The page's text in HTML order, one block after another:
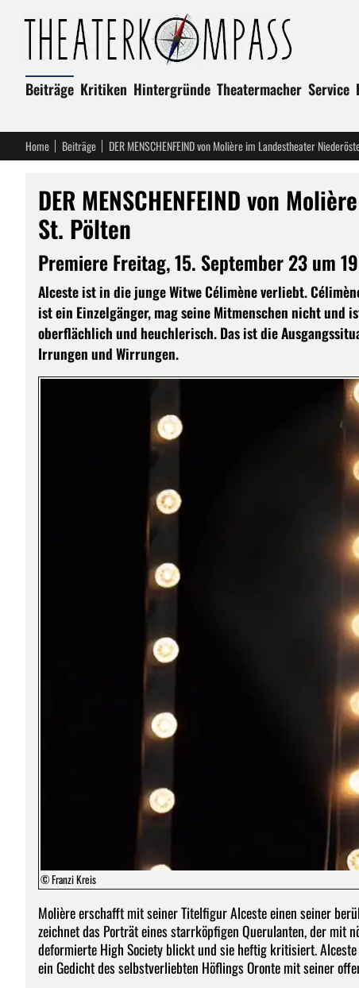
Beiträge Kritiken Hintergründe Theatermacher Service
Home Beiträge DER MENSCHENFEIND von Molière im Landestheater
DER MENSCHENFEIND von
St. Pölten
Premiere Freitag, 15. September 23 um
Alceste ist in die junge Witwe Célimène verliebt.
ist ein Einzelgänger, mag seine Mitmenschen nicht und
oberflächlich und heuchlerisch. Das ist die
Irrungen und Wirrungen.
© Franzi Kreis
Molière erschafft mit seiner Titelfigur Alceste einen seiner
zeichnet das Porträt eines starrköpfigen Querulanten, der mit
deformierte High Society blickt und sie heftig kritisiert.
ein Gedicht des selbstverliebten Höflings Oronte mit seiner